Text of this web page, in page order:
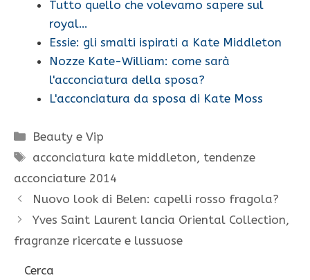
Tutto quello che volevamo sapere sul
royal…
Essie: gli smalti ispirati a Kate Middleton
Nozze Kate-William: come sarà
l'acconciatura della sposa?
L'acconciatura da sposa di Kate Moss
Categorie
Beauty e Vip
Tag
acconciatura kate middleton, tendenze
acconciature 2014
Nuovo look di Belen: capelli rosso fragola?
Yves Saint Laurent lancia Oriental Collection,
fragranze ricercate e lussuose
Cerca